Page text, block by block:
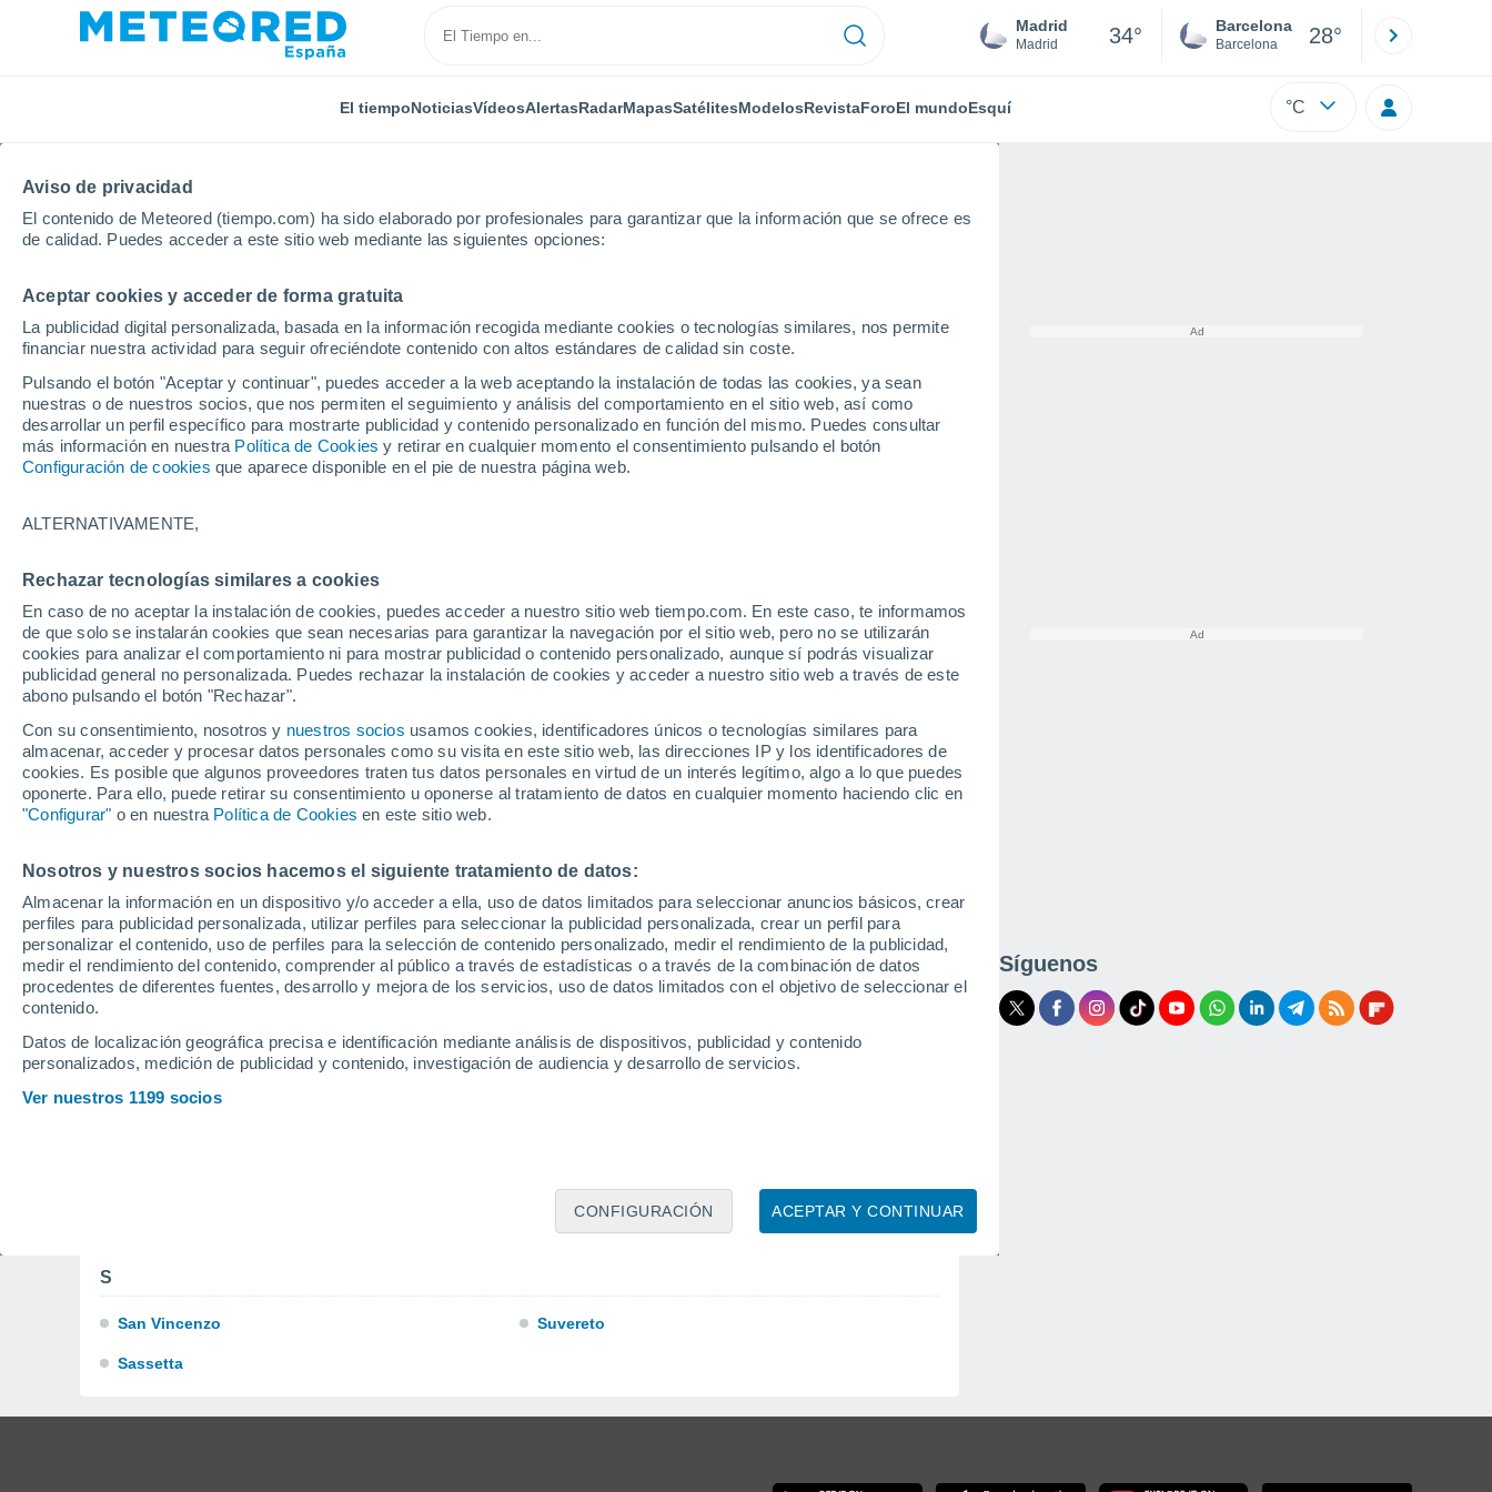
Aviso de privacidad
El contenido de Meteored (tiempo.com) ha sido elaborado por profesionales para garantizar que la información que se ofrece es
de calidad. Puedes acceder a este sitio web mediante las siguientes opciones:
Aceptar cookies y acceder de forma gratuita
La publicidad digital personalizada, basada en la información recogida mediante cookies o tecnologías similares, nos permite
financiar nuestra actividad para seguir ofreciéndote contenido con altos estándares de calidad sin coste.
Pulsando el botón "Aceptar y continuar", puedes acceder a la web aceptando la instalación de todas las cookies, ya sean
nuestras o de nuestros socios, que nos permiten el seguimiento y análisis del comportamiento en el sitio web, así como
desarrollar un perfil específico para mostrarte publicidad y contenido personalizado en función del mismo. Puedes consultar
más información en nuestra Política de Cookies y retirar en cualquier momento el consentimiento pulsando el botón
Configuración de cookies que aparece disponible en el pie de nuestra página web.
ALTERNATIVAMENTE,
Rechazar tecnologías similares a cookies
En caso de no aceptar la instalación de cookies, puedes acceder a nuestro sitio web tiempo.com. En este caso, te informamos
de que solo se instalarán cookies que sean necesarias para garantizar la navegación por el sitio web, pero no se utilizarán
cookies para analizar el comportamiento ni para mostrar publicidad o contenido personalizado, aunque sí podrás visualizar
publicidad general no personalizada. Puedes rechazar la instalación de cookies y acceder a nuestro sitio web a través de este
abono pulsando el botón "Rechazar".
Con su consentimiento, nosotros y nuestros socios usamos cookies, identificadores únicos o tecnologías similares para
almacenar, acceder y procesar datos personales como su visita en este sitio web, las direcciones IP y los identificadores de
cookies. Es posible que algunos proveedores traten tus datos personales en virtud de un interés legítimo, algo a lo que puedes
oponerte. Para ello, puede retirar su consentimiento u oponerse al tratamiento de datos en cualquier momento haciendo clic en
"Configurar" o en nuestra Política de Cookies en este sitio web.
Nosotros y nuestros socios hacemos el siguiente tratamiento de datos:
Almacenar la información en un dispositivo y/o acceder a ella, uso de datos limitados para seleccionar anuncios básicos, crear
perfiles para publicidad personalizada, utilizar perfiles para seleccionar la publicidad personalizada, crear un perfil para
personalizar el contenido, uso de perfiles para la selección de contenido personalizado, medir el rendimiento de la publicidad,
medir el rendimiento del contenido, comprender al público a través de estadísticas o a través de la combinación de datos
procedentes de diferentes fuentes, desarrollo y mejora de los servicios, uso de datos limitados con el objetivo de seleccionar el
contenido.
Datos de localización geográfica precisa e identificación mediante análisis de dispositivos, publicidad y contenido
personalizados, medición de publicidad y contenido, investigación de audiencia y desarrollo de servicios.
Ver nuestros 1199 socios
ACEPTAR Y CONTINUAR
CONFIGURACIÓN
Madrid
Madrid 34° Barcelona
Barcelona 28°
El tiempoNoticiasVídeosAlertasRadarMapasSatélitesModelosRevistaForoEl mundoEsquí °C
Inicio Italia Provincia de Livorno Localidades
El tiempo en todas las ciudades de la Provincia
de Livorno
Todas las localidades de la Provincia de Livorno
Bibbona
C
Campiglia Marittima
Campo nell'Elba
Capoliveri
Capraia Isola
Castagneto Carducci
Cecina
Collesalvetti
Livorno
M
Marciana Marciana Marina
Piombino Portoferraio
S
San Vincenzo
Sassetta
Suvereto
Síguenos